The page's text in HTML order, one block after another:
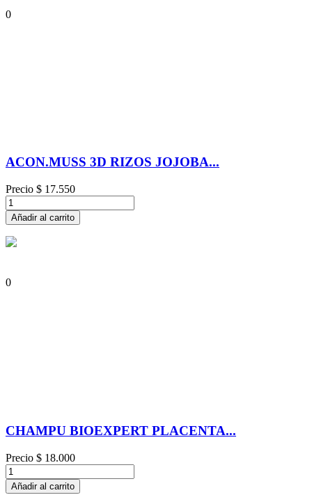
0
ACON.MUSS 3D RIZOS JOJOBA...
Precio $ 17.550
Añadir al carrito
0
CHAMPU BIOEXPERT PLACENTA...
Precio $ 18.000
Añadir al carrito